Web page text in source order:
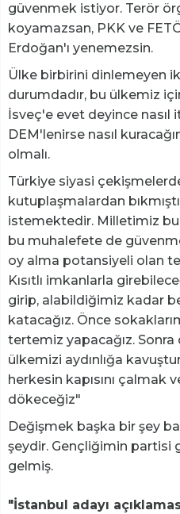
güvenmek istiyor. Terör
koyamazsan, PKK ve
Erdoğan'ı yenemezsin.
Ülke birbirini dinlemeyen
durumdadır, bu ülkemiz
İsveç'e evet deyince nasıl
DEM'lenirse nasıl
olmalı.
Türkiye siyasi
kutuplaşmalardan
istemektedir. Milletimiz bu
bu muhalefete de
oy alma potansiyeli olan
Kısıtlı imkanlarla
girip, alabildiğimiz kadar
katacağız. Önce
tertemiz yapacağız. Sonra
ülkemizi aydınlığa
herkesin kapısını çalmak
dökeceğiz"
Değişmek başka bir şey
şeydir. Gençliğimin partisi
gelmiş.
"İstanbul adayı